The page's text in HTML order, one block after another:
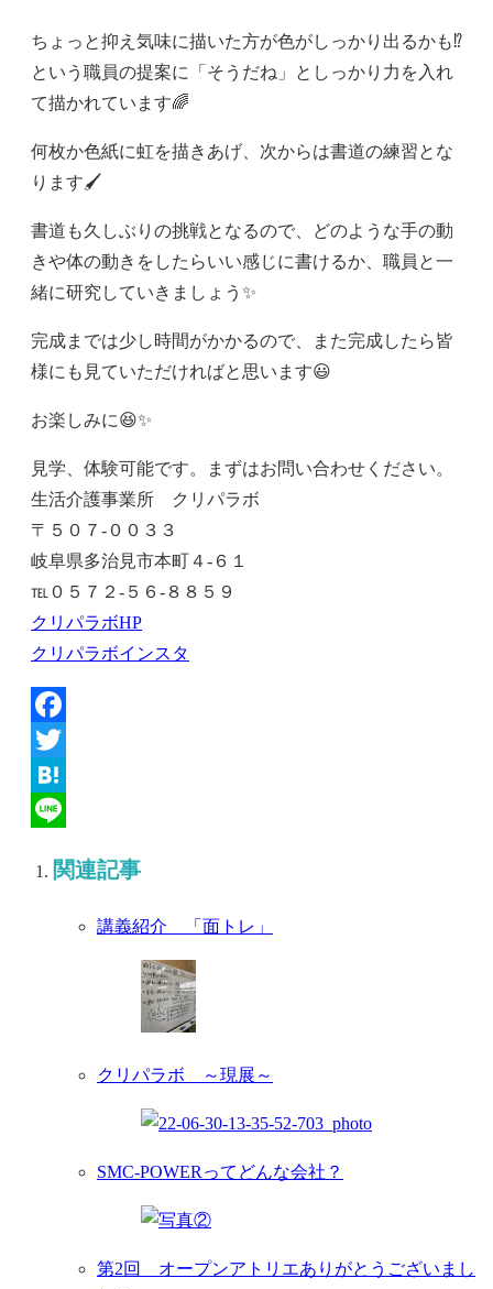
ちょっと抑え気味に描いた方が色がしっかり出るかも⁉
という職員の提案に「そうだね」としっかり力を入れ
て描かれています🌈
何枚か色紙に虹を描きあげ、次からは書道の練習とな
ります🖌
書道も久しぶりの挑戦となるので、どのような手の動
きや体の動きをしたらいい感じに書けるか、職員と一
緒に研究していきましょう✨
完成までは少し時間がかかるので、また完成したら皆
様にも見ていただければと思います😃
お楽しみに😆✨
見学、体験可能です。まずはお問い合わせください。
生活介護事業所 クリパラボ
〒５０７-００３３
岐阜県多治見市本町４‐６１
℡０５７２-５６-８８５９
クリパラボHP
クリパラボインスタ
Facebook
Twitter
Hatena
関連記事
講義紹介 「面トレ」
クリパラボ ～現展～
SMC-POWERってどんな会社？
第2回 オープンアトリエありがとうございまし